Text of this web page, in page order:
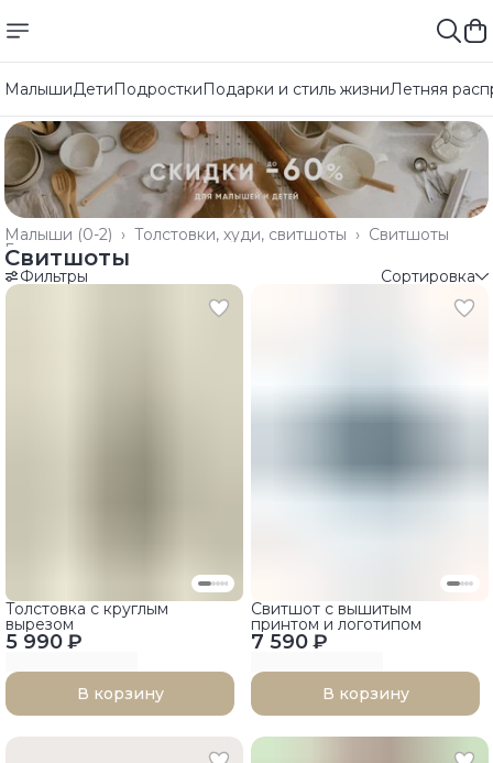
МалышиДетиПодросткиПодарки и стиль жизниЛетняя
Свитшоты
Толстовки, худи, свитшоты ›
Малыши (0-2) ›
Главная ›
Свитшоты
Фильтры Сортировка
5 990 ₽
Толстовка с круглым
вырезом
В корзину
7 590 ₽
Свитшот с вышитым
принтом и логотипом
В корзину